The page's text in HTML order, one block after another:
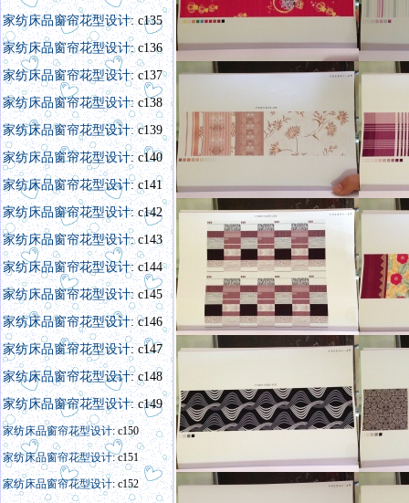
家纺床品窗帘花型设计: c135
家纺床品窗帘花型设计: c136
家纺床品窗帘花型设计: c137
家纺床品窗帘花型设计: c138
家纺床品窗帘花型设计:c139
家纺床品窗帘花型设计: c140
家纺床品窗帘花型设计: c141
家纺床品窗帘花型设计: c142
家纺床品窗帘花型设计: c143
家纺床品窗帘花型设计: c144
家纺床品窗帘花型设计: c145
家纺床品窗帘花型设计: c146
家纺床品窗帘花型设计: c147
家纺床品窗帘花型设计: c148
家纺床品窗帘花型设计: c149
家纺床品窗帘花型设计: c150
家纺床品窗帘花型设计: c151
家纺床品窗帘花型设计: c152